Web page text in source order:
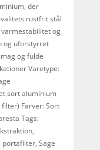
der
rustfrit stål
og
og uforstyrret
og fulde
Varetype:
sort aluminium
Farver: Sort
Tags:
portafilter, Sage